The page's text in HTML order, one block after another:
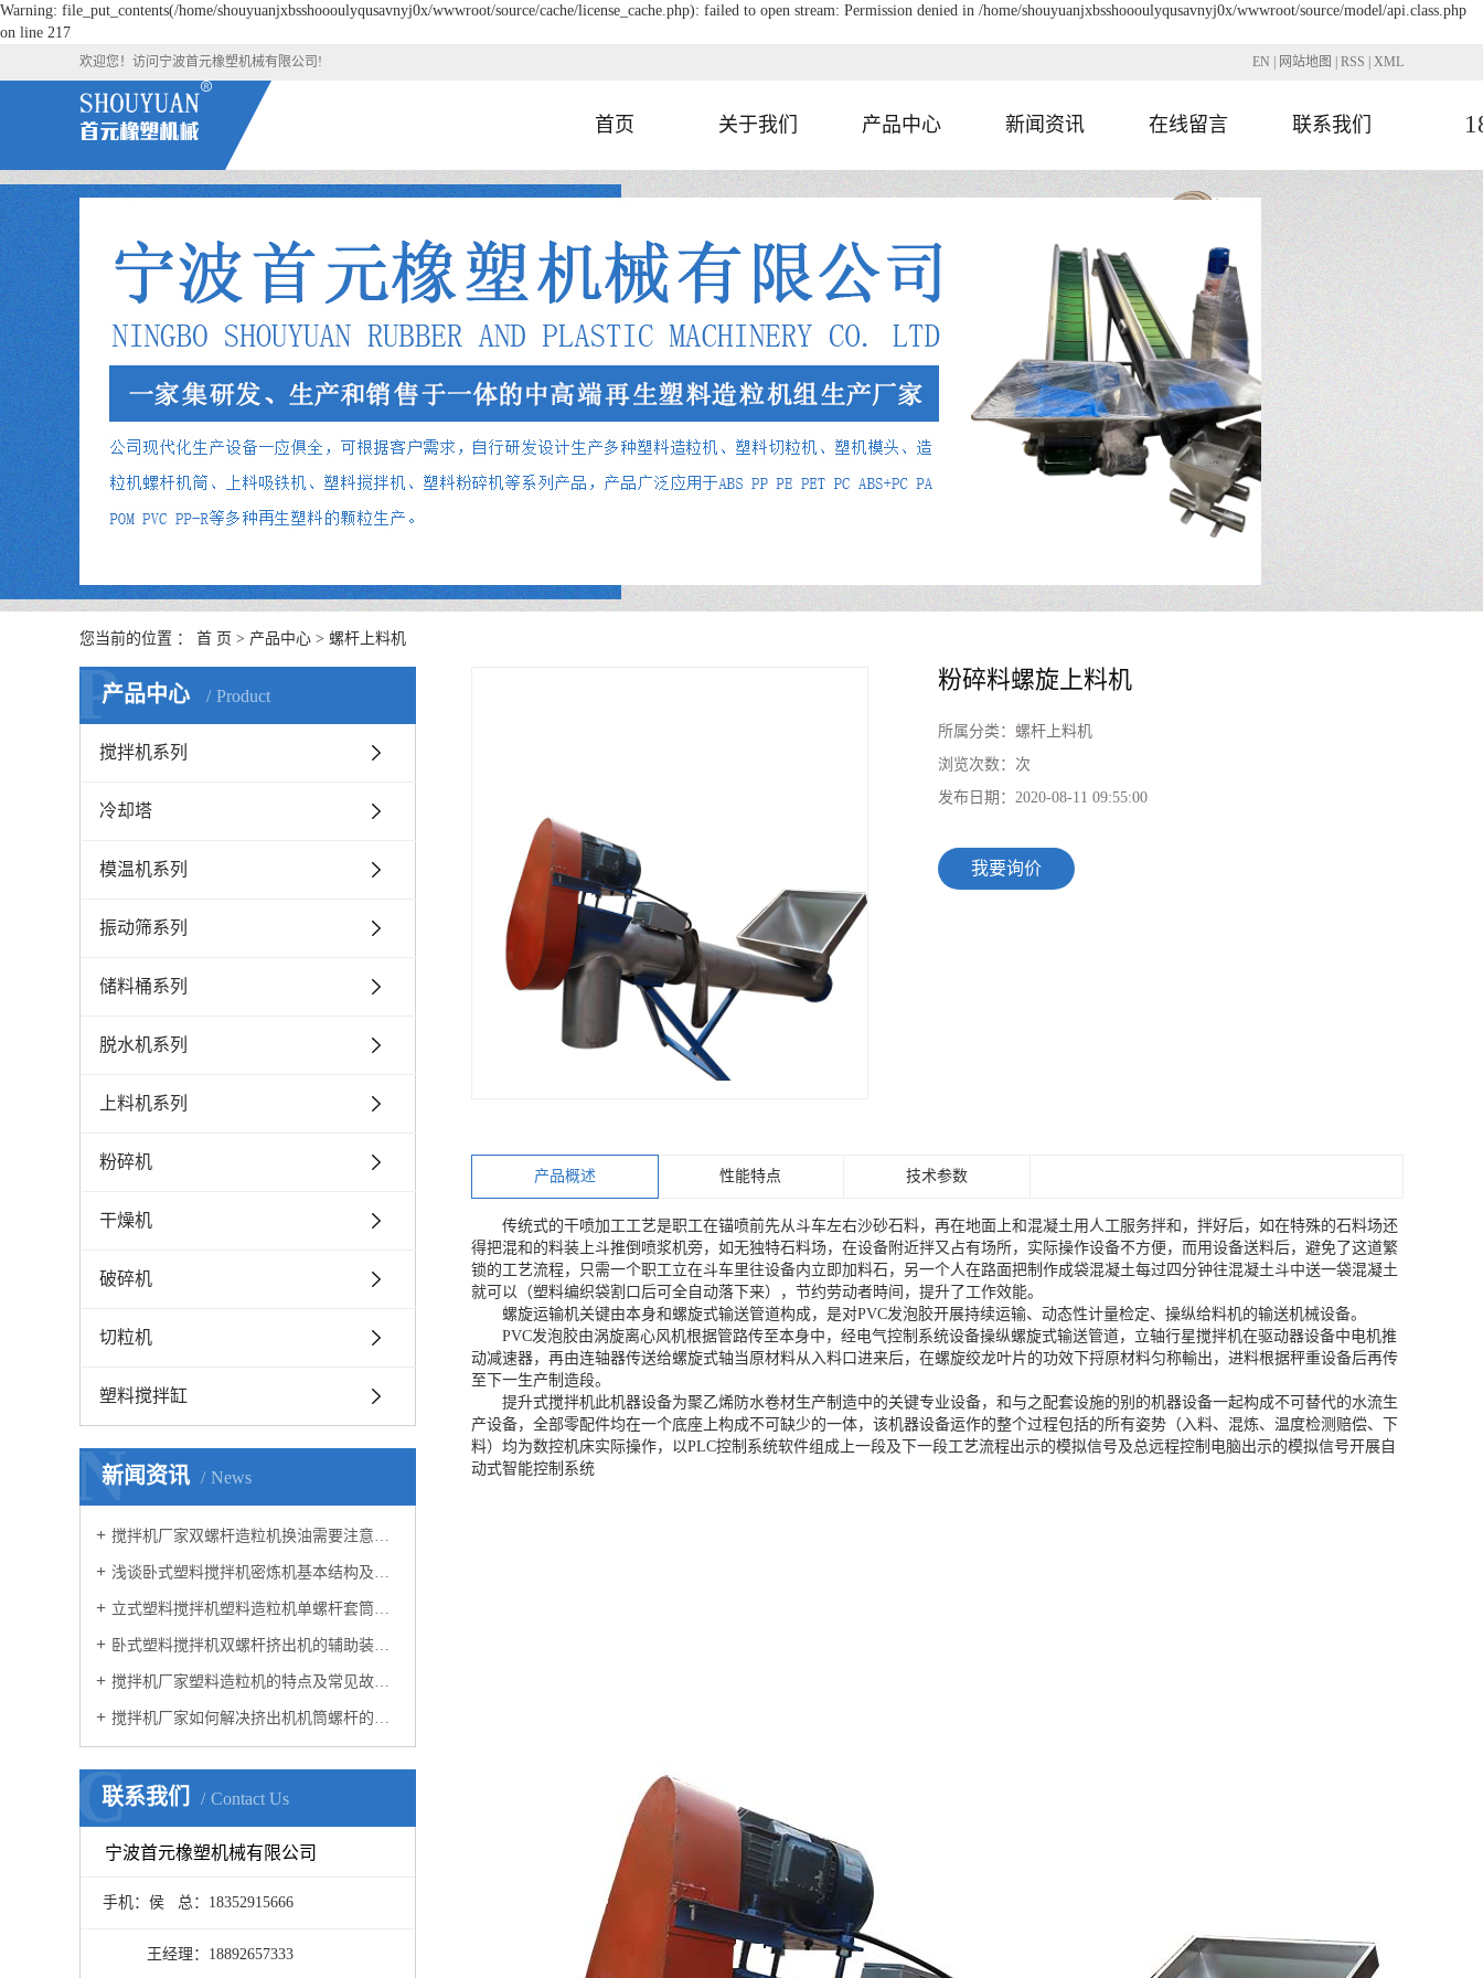
Warning: file_put_contents(/home/shouyuanjxbsshoooulyqusavnyj0x/wwwroot/source/cache/license_cache.php): failed to open stream: Permission denied in /home/shouyuanjxbsshoooulyqusavnyj0x/wwwroot/source/model/api.class.php
on line 217
欢迎您！访问宁波首元橡塑机械有限公司! EN 网站地图 RSS XML
首页 关于我们 产品中心 新闻资讯 在线留言 联系我们
您当前的位置 ： 首 页 > 产品中心 > 螺杆上料机
产品中心 Product
P
搅拌机系列
冷却塔
模温机系列
振动筛系列
储料桶系列
脱水机系列
上料机系列
粉碎机
干燥机
破碎机
切粒机
塑料搅拌缸
新闻资讯 News
N
搅拌机厂家双螺杆造粒机换油需要注意的细节
浅谈卧式塑料搅拌机密炼机基本结构及工作原理
立式塑料搅拌机塑料造粒机单螺杆套筒螺杆的经济技术价值以及特点
卧式塑料搅拌机双螺杆挤出机的辅助装置以及电流不稳的原因？
搅拌机厂家塑料造粒机的特点及常见故障维修方法
搅拌机厂家如何解决挤出机机筒螺杆的内部堵塞问题？
联系我们 Contact Us
C
宁波首元橡塑机械有限公司
手机：侯 总：18352915666
王经理：18892657333
粉碎料螺旋上料机
所属分类： 螺杆上料机
浏览次数： 次
发布日期： 2020-08-11 09:55:00
我要询价
产品概述 性能特点 技术参数
传统式的干喷加工工艺是职工在锚喷前先从斗车左右沙砂石料，再在地面上和混凝土用人工服务拌和，拌好后，如在特殊的石料场还
得把混和的料装上斗推倒喷浆机旁，如无独特石料场，在设备附近拌又占有场所，实际操作设备不方便，而用设备送料后，避免了这道繁
锁的工艺流程，只需一个职工立在斗车里往设备内立即加料石，另一个人在路面把制作成袋混凝土每过四分钟往混凝土斗中送一袋混凝土
就可以（塑料编织袋割口后可全自动落下来），节约劳动者時间，提升了工作效能。
螺旋运输机关键由本身和螺旋式输送管道构成，是对PVC发泡胶开展持续运输、动态性计量检定、操纵给料机的输送机械设备。
PVC发泡胶由涡旋离心风机根据管路传至本身中，经电气控制系统设备操纵螺旋式输送管道，立轴行星搅拌机在驱动器设备中电机推
动减速器，再由连轴器传送给螺旋式轴当原材料从入料口进来后，在螺旋绞龙叶片的功效下捋原材料匀称輸出，进料根据秤重设备后再传
至下一生产制造段。
提升式搅拌机此机器设备为聚乙烯防水卷材生产制造中的关键专业设备，和与之配套设施的别的机器设备一起构成不可替代的水流生
产设备，全部零配件均在一个底座上构成不可缺少的一体，该机器设备运作的整个过程包括的所有姿势（入料、混炼、温度检测赔偿、下
料）均为数控机床实际操作，以PLC控制系统软件组成上一段及下一段工艺流程出示的模拟信号及总远程控制电脑出示的模拟信号开展自
动式智能控制系统